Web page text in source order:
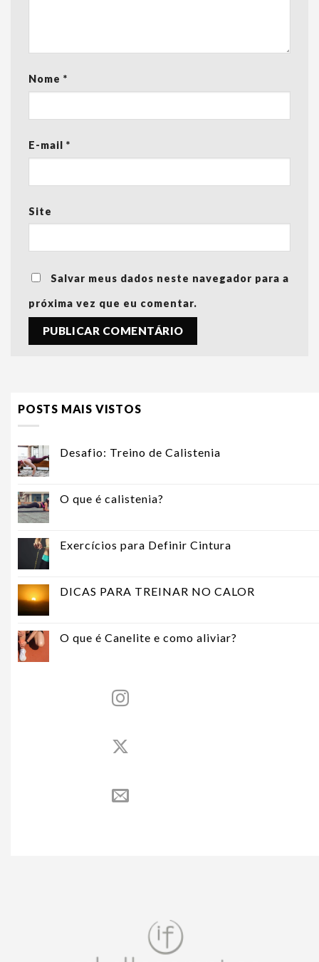
Nome *
E-mail *
Site
Salvar meus dados neste navegador para a
próxima vez que eu comentar.
POSTS MAIS VISTOS
Desafio: Treino de Calistenia
O que é calistenia?
Exercícios para Definir Cintura
DICAS PARA TREINAR NO CALOR
O que é Canelite e como aliviar?